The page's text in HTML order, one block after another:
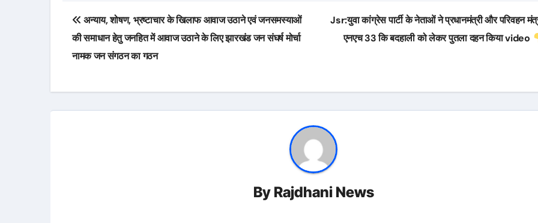
Post
navigation
अन्याय, शोषण, भ्रष्टाचार के खिलाफ आवाज उठाने एवं जनसमस्याओं
की समाधान हेतु जनहित में आवाज उठाने के लिए झारखंड जन संघर्ष मोर्चा
नामक जन संगठन का गठन
Jsr:युवा कांग्रेस पार्टी के नेताओं ने प्रधानमंत्री और परिवहन
एनएच 33 कि बदहाली को लेकर पुतला दहन किया video
By Rajdhani News